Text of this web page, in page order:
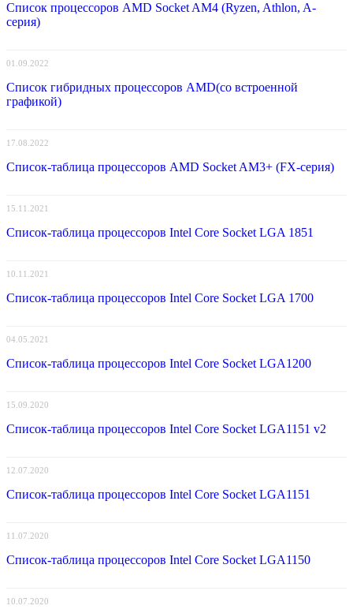
Список процессоров AMD Socket AM4 (Ryzen, Athlon, A-
серия)
01.09.2022
Список гибридных процессоров AMD(со встроенной
графикой)
17.08.2022
Список-таблица процессоров AMD Socket AM3+ (FX-серия)
15.11.2021
Список-таблица процессоров Intel Core Socket LGA 1851
10.11.2021
Список-таблица процессоров Intel Core Socket LGA 1700
04.05.2021
Список-таблица процессоров Intel Core Socket LGA1200
15.09.2020
Список-таблица процессоров Intel Core Socket LGA1151 v2
12.07.2020
Список-таблица процессоров Intel Core Socket LGA1151
11.07.2020
Список-таблица процессоров Intel Core Socket LGA1150
10.07.2020